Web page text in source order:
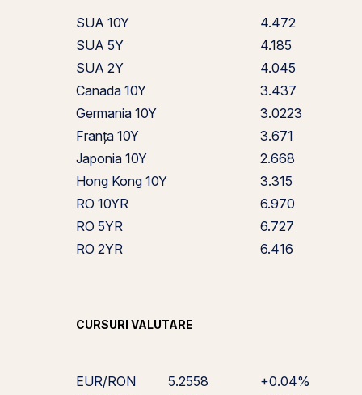
SUA 10Y
4.472
SUA 5Y
4.185
SUA 2Y
4.045
Canada 10Y
3.437
Germania 10Y
3.0223
Franța 10Y
3.671
Japonia 10Y
2.668
Hong Kong 10Y
3.315
RO 10YR
6.970
RO 5YR
6.727
RO 2YR
6.416
CURSURI VALUTARE
EUR/RON 5.2558
+0.04%